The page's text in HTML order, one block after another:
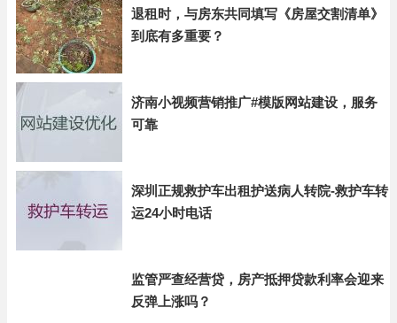
退租时，与房东共同填写《房屋交割清单》
到底有多重要？
济南小视频营销推广#模版网站建设，服务
可靠
深圳正规救护车出租护送病人转院-救护车转
运24小时电话
监管严查经营贷，房产抵押贷款利率会迎来
反弹上涨吗？